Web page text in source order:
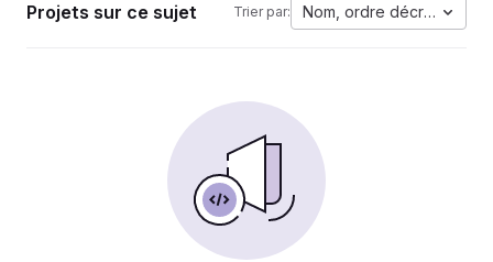
Projets sur ce sujet Trier par: Nom, ordre décroissant